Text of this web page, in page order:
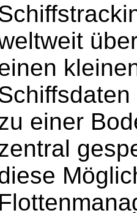
einer